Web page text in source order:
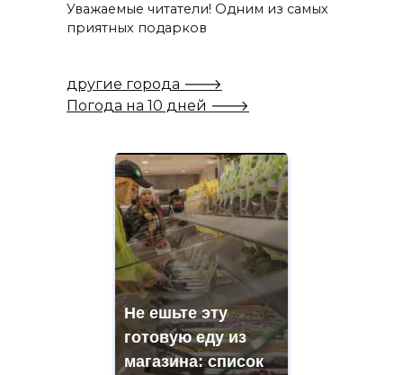
Уважаемые читатели! Одним из самых
приятных подарков
другие города 🡒
Погода на 10 дней 🡒
Не ешьте эту
готовую еду из
магазина: список